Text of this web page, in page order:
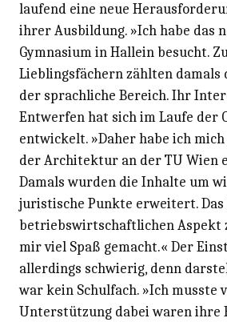
laufend eine neue
ihrer Ausbildung. »Ich habe das
Gymnasium in Hallein besucht.
Lieblingsfächern zählten damals
der sprachliche Bereich. Ihr
Entwerfen hat sich im Laufe der
entwickelt. »Daher habe ich
der Architektur an der TU Wien
Damals wurden die Inhalte um
juristische Punkte erweitert.
betriebswirtschaftlichen Aspekt
mir viel Spaß gemacht.« Der
allerdings schwierig, denn
war kein Schulfach. »Ich musste
Unterstützung dabei waren ihre